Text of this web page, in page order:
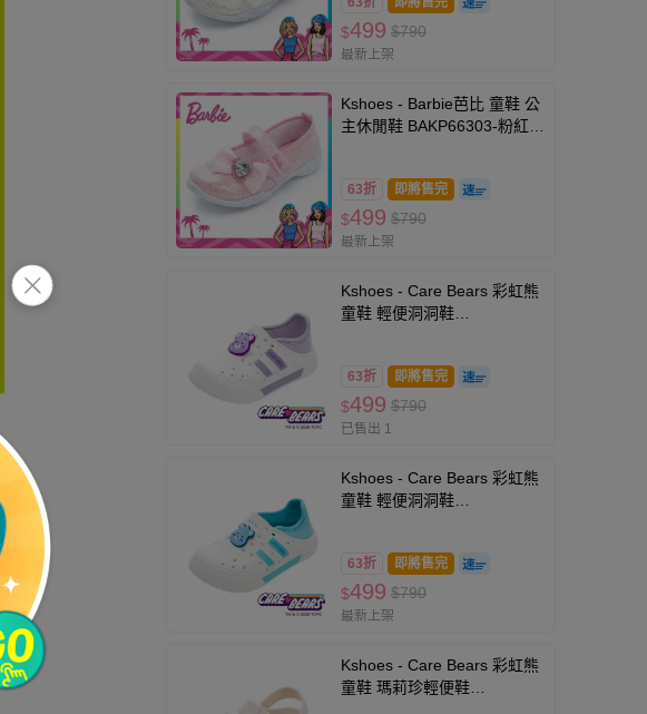
$499 $790
最新上架
Kshoes - Barbie芭比 童鞋 公
主休閒鞋 BAKP66303-粉紅-
63折 即將售完
$499 $790
最新上架
Kshoes - Care Bears 彩虹熊
童鞋 輕便洞洞鞋
段)
63折 即將售完
$499 $790
已售出 1
Kshoes - Care Bears 彩虹熊
童鞋 輕便洞洞鞋
段)
63折 即將售完
$499 $790
最新上架
Kshoes - Care Bears 彩虹熊
童鞋 瑪莉珍輕便鞋